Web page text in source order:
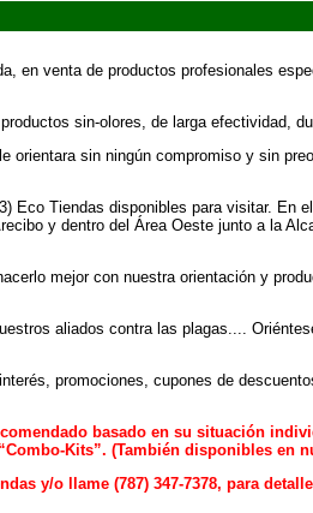
en venta de productos profesionales
sin-olores, de larga efectividad,
sin ningún compromiso y sin
Tiendas disponibles para visitar. En
y dentro del Área Oeste junto a la
mejor con nuestra orientación y
aliados contra las plagas....
promociones, cupones de
basado en su situación
Kits”. (También disponibles en
y/o llame (787) 347-7378, para